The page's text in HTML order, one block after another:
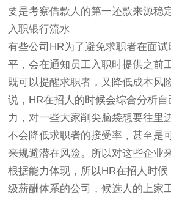
要是考察借款人的第一还款来源稳
入职银行流水
有些公司HR为了避免求职者在面
平，会在通知员工入职时提供之前
既可以提醒求职者，又降低成本风
说，HR在招人的时候会综合分析
力，对一些大家削尖脑袋想要往里
不会降低求职者的接受率，甚至是
来规避潜在风险。所以对这些企业
根据能力体现，所以HR在招人时
级薪酬体系的公司，候选人的上家